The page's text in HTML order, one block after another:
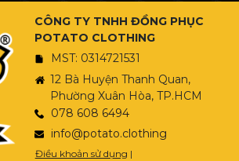
CÔNG TY TNHH ĐỒNG PHỤC
POTATO CLOTHING
MST: 0314721531
12 Bà Huyện Thanh Quan,
Phường Xuân Hòa, TP.HCM
078 608 6494
info@potato.clothing
Điều khoản sử dụng |